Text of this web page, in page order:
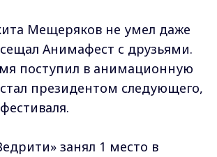
Мещеряков не умел даже
Анимафест с друзьями.
поступил в анимационную
президентом следующего,
занял 1 место в